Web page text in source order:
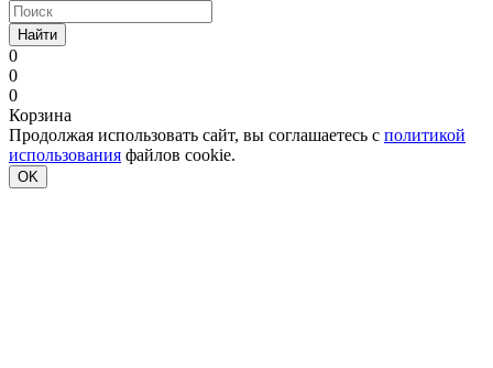
Найти
0
0
0
Корзина
Продолжая использовать сайт, вы соглашаетесь с политикой
использования файлов cookie.
OK